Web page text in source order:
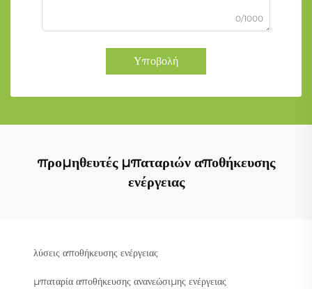
0/1000
Υποβολή
προμηθευτές μπαταριών αποθήκευσης
ενέργειας
λύσεις αποθήκευσης ενέργειας
μπαταρία αποθήκευσης ανανεώσιμης ενέργειας